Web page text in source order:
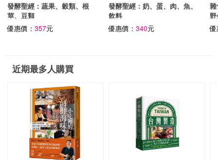
發酵聖經：蔬果、穀類、根
莖、豆類
優惠價： 357元
發酵聖經：奶、蛋、肉、魚、
飲料
優惠價：340元
近期最多人購買